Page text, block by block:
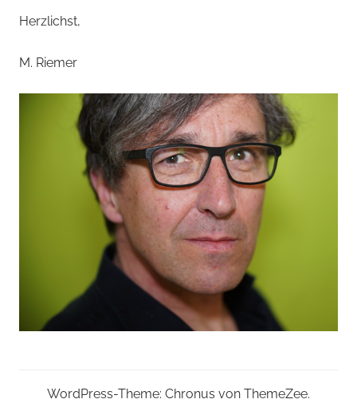
Herzlichst,
M. Riemer
WordPress-Theme: Chronus von ThemeZee.